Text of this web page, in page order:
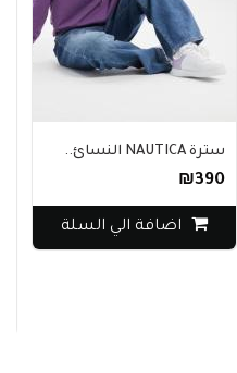
سترة NAUTICA النسائ..
₪390
اضافة الي السلة